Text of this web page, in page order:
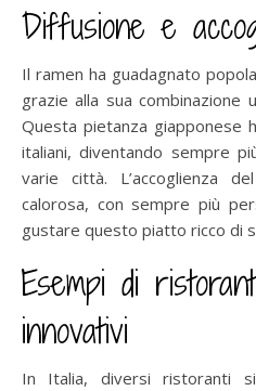
Diffusione e
Il ramen ha guadagnato
grazie alla sua combinazione
Questa pietanza giapponese
italiani, diventando sempre
varie città. L’accoglienza
calorosa, con sempre più
gustare questo piatto ricco di
Esempi di
innovativi
In Italia, diversi ristoranti